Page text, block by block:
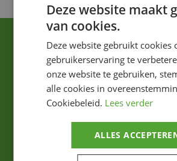
Ik ga akkoord met het privacybeleid.
Deze website maakt
van cookies.
Deze website gebruikt cookies
gebruikerservaring te
onze website te gebruiken,
alle cookies in
Cookiebeleid. Lees verder
ALLES